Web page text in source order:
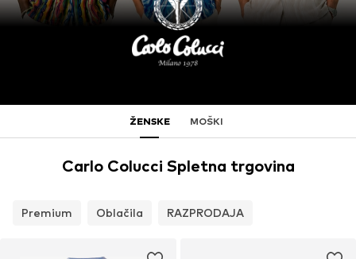
ŽENSKE MOŠKI
Carlo Colucci Spletna trgovina
Premium Oblačila RAZPRODAJA